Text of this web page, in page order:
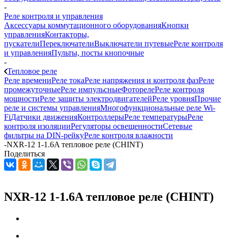
-
Реле контроля и управления
Аксессуары коммутационного оборудованияКнопки
управленияКонтакторы,
пускателиПереключателиВыключатели путевыеРеле контроля
и управленияПульты, посты кнопочные
-
Тепловое реле
Реле времениРеле токаРеле напряжения и контроля фазРеле
промежуточныеРеле импульсныеФоторелеРеле контроля
мощностиРеле защиты электродвигателейРеле уровняПрочие
реле и системы управленияМногофункциональные реле Wi-
FiДатчики движенияКонтроллерыРеле температурыРеле
контроля изоляцииРегуляторы освещенностиСетевые
фильтры на DIN-рейкуРеле контроля влажности
-NXR-12 1-1.6A тепловое реле (CHINT)
Поделиться
NXR-12 1-1.6A тепловое реле (CHINT)